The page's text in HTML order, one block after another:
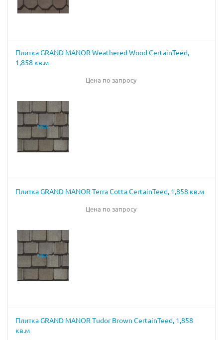
Плитка GRAND MANOR Weathered Wood CertainTeed,
1,858 кв.м
Цена по запросу
Плитка GRAND MANOR Terra Cotta CertainTeed, 1,858 кв.м
Цена по запросу
Плитка GRAND MANOR Tudor Brown CertainTeed, 1,858
кв.м